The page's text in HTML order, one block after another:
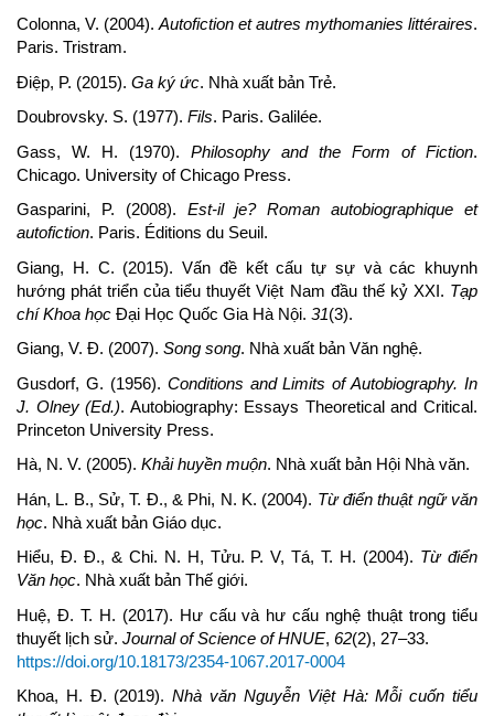
Colonna, V. (2004). Autofiction et autres mythomanies littéraires.
Paris. Tristram.
Điệp, P. (2015). Ga ký ức. Nhà xuất bản Trẻ.
Doubrovsky. S. (1977). Fils. Paris. Galilée.
Gass, W. H. (1970). Philosophy and the Form of Fiction.
Chicago. University of Chicago Press.
Gasparini, P. (2008). Est-il je? Roman autobiographique et
autofiction. Paris. Éditions du Seuil.
Giang, H. C. (2015). Vấn đề kết cấu tự sự và các khuynh
hướng phát triển của tiểu thuyết Việt Nam đầu thế kỷ XXI. Tạp
chí Khoa học Đại Học Quốc Gia Hà Nội. 31(3).
Giang, V. Đ. (2007). Song song. Nhà xuất bản Văn nghệ.
Gusdorf, G. (1956). Conditions and Limits of Autobiography. In
J. Olney (Ed.). Autobiography: Essays Theoretical and Critical.
Princeton University Press.
Hà, N. V. (2005). Khải huyền muộn. Nhà xuất bản Hội Nhà văn.
Hán, L. B., Sử, T. Đ., & Phi, N. K. (2004). Từ điển thuật ngữ văn
học. Nhà xuất bản Giáo dục.
Hiểu, Đ. Đ., & Chi. N. H, Tửu. P. V, Tá, T. H. (2004). Từ điển
Văn học. Nhà xuất bản Thế giới.
Huệ, Đ. T. H. (2017). Hư cấu và hư cấu nghệ thuật trong tiểu
thuyết lịch sử. Journal of Science of HNUE, 62(2), 27–33.
https://doi.org/10.18173/2354-1067.2017-0004
Khoa, H. Đ. (2019).Nhà văn Nguyễn Việt Hà: Mỗi cuốn tiểu